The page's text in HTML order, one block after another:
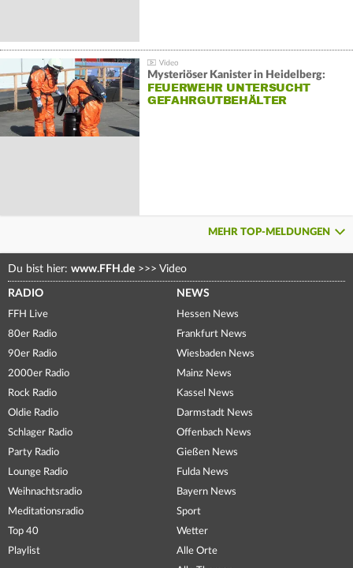
Mysteriöser Kanister in Heidelberg:
FEUERWEHR UNTERSUCHT
GEFAHRGUTBEHÄLTER
MEHR TOP-MELDUNGEN
Du bist hier: www.FFH.de >>> Video
RADIO
FFH Live
80er Radio
90er Radio
2000er Radio
Rock Radio
Oldie Radio
Schlager Radio
Party Radio
Lounge Radio
Weihnachtsradio
Meditationsradio
Top 40
Playlist
NEWS
Hessen News
Frankfurt News
Wiesbaden News
Mainz News
Kassel News
Darmstadt News
Offenbach News
Gießen News
Fulda News
Bayern News
Sport
Wetter
Alle Orte